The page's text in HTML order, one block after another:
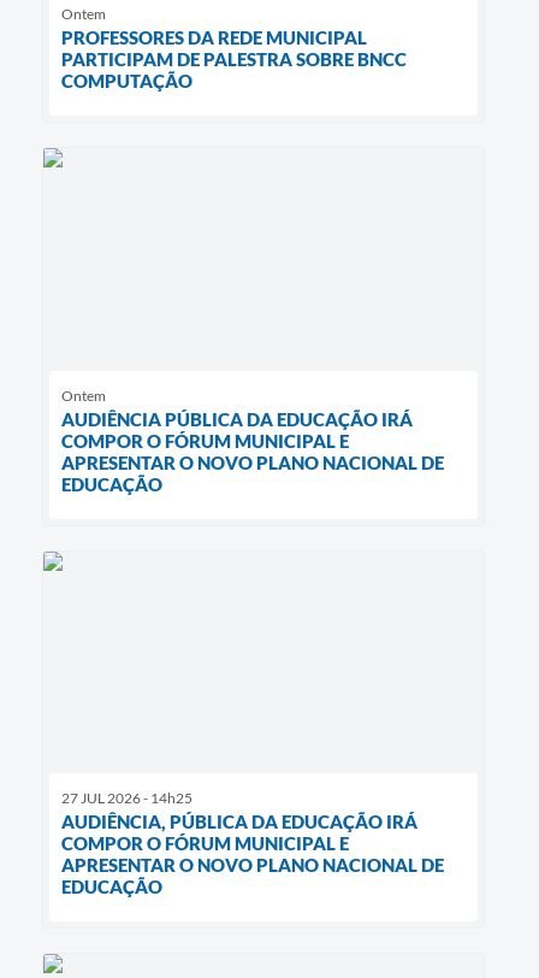
Ontem
PROFESSORES DA REDE MUNICIPAL
PARTICIPAM DE PALESTRA SOBRE BNCC
COMPUTAÇÃO
Ontem
AUDIÊNCIA PÚBLICA DA EDUCAÇÃO IRÁ
COMPOR O FÓRUM MUNICIPAL E
APRESENTAR O NOVO PLANO NACIONAL DE
EDUCAÇÃO
27 JUL 2026 - 14h25
AUDIÊNCIA, PÚBLICA DA EDUCAÇÃO IRÁ
COMPOR O FÓRUM MUNICIPAL E
APRESENTAR O NOVO PLANO NACIONAL DE
EDUCAÇÃO